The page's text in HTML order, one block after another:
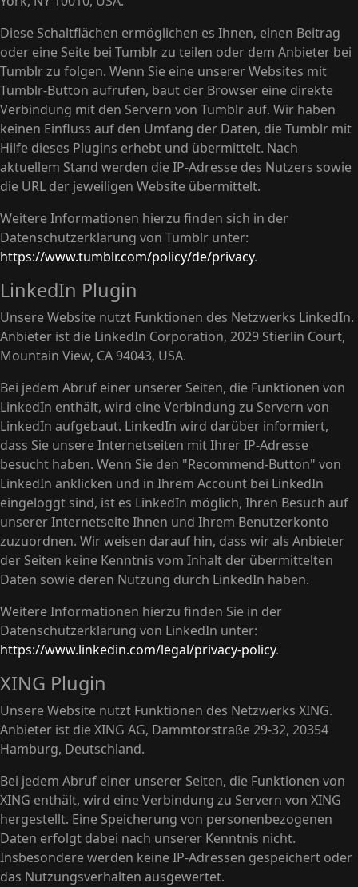
Diese Schaltflächen ermöglichen es Ihnen, einen Beitrag
oder eine Seite bei Tumblr zu teilen oder dem Anbieter bei
Tumblr zu folgen. Wenn Sie eine unserer Websites mit
Tumblr-Button aufrufen, baut der Browser eine direkte
Verbindung mit den Servern von Tumblr auf. Wir haben
keinen Einfluss auf den Umfang der Daten, die Tumblr mit
Hilfe dieses Plugins erhebt und übermittelt. Nach
aktuellem Stand werden die IP-Adresse des Nutzers sowie
die URL der jeweiligen Website übermittelt.
Weitere Informationen hierzu finden sich in der
Datenschutzerklärung von Tumblr unter:
https://www.tumblr.com/policy/de/privacy.
LinkedIn Plugin
Unsere Website nutzt Funktionen des Netzwerks LinkedIn.
Anbieter ist die LinkedIn Corporation, 2029 Stierlin Court,
Mountain View, CA 94043, USA.
Bei jedem Abruf einer unserer Seiten, die Funktionen von
LinkedIn enthält, wird eine Verbindung zu Servern von
LinkedIn aufgebaut. LinkedIn wird darüber informiert,
dass Sie unsere Internetseiten mit Ihrer IP-Adresse
besucht haben. Wenn Sie den "Recommend-Button" von
LinkedIn anklicken und in Ihrem Account bei LinkedIn
eingeloggt sind, ist es LinkedIn möglich, Ihren Besuch auf
unserer Internetseite Ihnen und Ihrem Benutzerkonto
zuzuordnen. Wir weisen darauf hin, dass wir als Anbieter
der Seiten keine Kenntnis vom Inhalt der übermittelten
Daten sowie deren Nutzung durch LinkedIn haben.
Weitere Informationen hierzu finden Sie in der
Datenschutzerklärung von LinkedIn unter:
https://www.linkedin.com/legal/privacy-policy.
XING Plugin
Unsere Website nutzt Funktionen des Netzwerks XING.
Anbieter ist die XING AG, Dammtorstraße 29-32, 20354
Hamburg, Deutschland.
Bei jedem Abruf einer unserer Seiten, die Funktionen von
XING enthält, wird eine Verbindung zu Servern von XING
hergestellt. Eine Speicherung von personenbezogenen
Daten erfolgt dabei nach unserer Kenntnis nicht.
Insbesondere werden keine IP-Adressen gespeichert oder
das Nutzungsverhalten ausgewertet.